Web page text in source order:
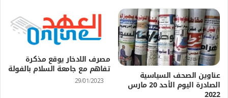
عناوين الصحف السياسية
الصادرة اليوم الأحد 20 مارس
2022
مصرف الادخار يوقع مذكرة
تفاهم مع جامعة السلام بالفولة
29/01/2023